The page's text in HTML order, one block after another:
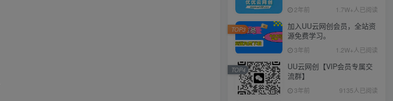
2年前 1.7W+人已阅读
加入UU云网创会员，全站资
源免费学习。
3年前 1.2W+人已阅读
TOP3
UU云网创【VIP会员专属交
流群】
3年前 9135人已阅读
TOP4